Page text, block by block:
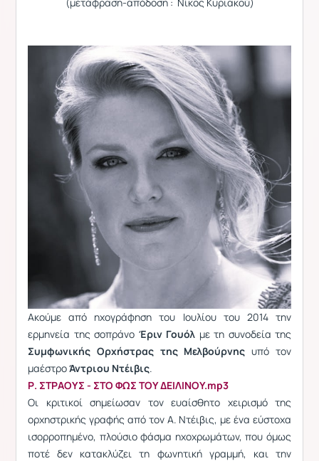
Ακούμε από ηχογράφηση του Ιουλίου του 2014 την
ερμηνεία της σοπράνο Έριν Γουόλ με τη συνοδεία της
Συμφωνικής Ορχήστρας της Μελβούρνης υπό τον
μαέστροΆντριου Ντέιβις.
Ρ. ΣΤΡΑΟΥΣ - ΣΤΟ ΦΩΣ ΤΟΥ ΔΕΙΛΙΝΟΥ.mp3
Οι κριτικοί σημείωσαν τον ευαίσθητο χειρισμό της
ορχηστρικής γραφής από τον Α. Ντέιβις, με ένα εύστοχα
ισορροπημένο, πλούσιο φάσμα ηχοχρωμάτων, που όμως
ποτέ δεν κατακλύζει τη φωνητική γραμμή, και την